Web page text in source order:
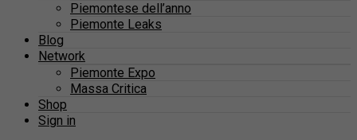
Piemontese dell’anno
Piemonte Leaks
Blog
Network
Piemonte Expo
Massa Critica
Shop
Sign in